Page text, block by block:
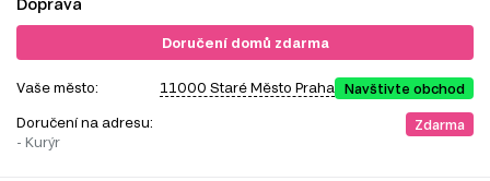
Doručení domů zdarma
Vaše město: 11000 Staré Město Praha Navštivte obchod
Doručení na adresu:
- Kurýr
Zdarma